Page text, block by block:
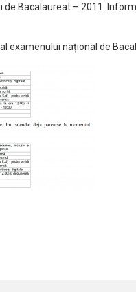
Bacalaureat – 2011.
examenului național de